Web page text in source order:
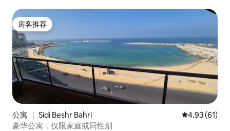
房客推荐
房客推荐
公寓 ｜ Sidi Beshr Bahri 平均评分
4.93 (61)
豪华公寓，仅限家庭或同性别